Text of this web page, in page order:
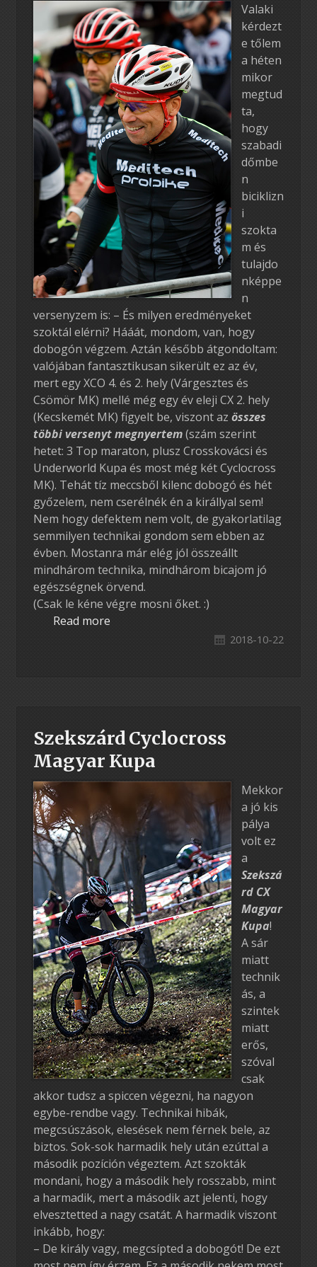
Valaki
kérdezt
e tőlem
a héten
mikor
megtud
ta,
hogy
szabadi
dőmbe
n
biciklizn
i
szokta
m és
tulajdo
nképpe
n
versenyzem is: – És milyen eredményeket
szoktál elérni? Hááát, mondom, van, hogy
dobogón végzem. Aztán később átgondoltam:
valójában fantasztikusan sikerült ez az év,
mert egy XCO 4. és 2. hely (Várgesztes és
Csömör MK) mellé még egy év eleji CX 2. hely
(Kecskemét MK) figyelt be, viszont az összes
többi versenyt megnyertem(szám szerint
hetet: 3 Top maraton, plusz Crosskovácsi és
Underworld Kupa és most még két Cyclocross
MK). Tehát tíz meccsből kilenc dobogó és hét
győzelem, nem cserélnék én a királlyal sem!
Nem hogy defektem nem volt, de gyakorlatilag
semmilyen technikai gondom sem ebben az
évben. Mostanra már elég jól összeállt
mindhárom technika, mindhárom bicajom jó
egészségnek örvend.
(Csak le kéne végre mosni őket. :)
Read more
2018-10-22
Szekszárd Cyclocross
Magyar Kupa
Mekkor
a jó kis
pálya
volt ez
a
Szekszá
rd CX
Magyar
Kupa!
A sár
miatt
technik
ás, a
szintek
miatt
erős,
szóval
csak
akkor tudsz a spiccen végezni, ha nagyon
egybe-rendbe vagy. Technikai hibák,
megcsúszások, elesések nem férnek bele, az
biztos. Sok-sok harmadik hely után ezúttal a
második pozíción végeztem. Azt szokták
mondani, hogy a második hely rosszabb, mint
a harmadik, mert a második azt jelenti, hogy
elvesztetted a nagy csatát. A harmadik viszont
inkább, hogy:
– De király vagy, megcsípted a dobogót! De ezt